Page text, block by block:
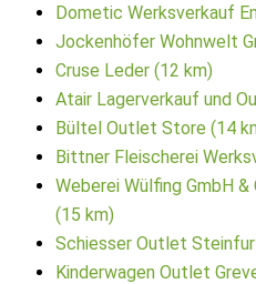
Dometic Werksverkauf
Jockenhöfer Wohnwelt
Cruse Leder (12 km)
Atair Lagerverkauf und
Bültel Outlet Store (14
Bittner Fleischerei
Weberei Wülfing GmbH
(15 km)
Schiesser Outlet
Kinderwagen Outlet